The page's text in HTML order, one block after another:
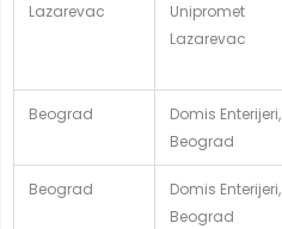
Lazarevac
Unipromet
Lazarevac
Beograd
Domis Enterijeri,
Beograd
Beograd
Domis Enterijeri,
Beograd